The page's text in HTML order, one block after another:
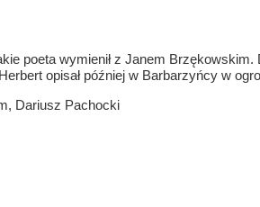
poeta wymienił z Janem
opisał później w Barbarzyńcy w
Dariusz Pachocki